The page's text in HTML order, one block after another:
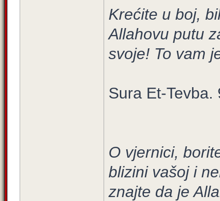
Krećite u boj,
Allahovu putu
svoje! To vam
Sura Et-Tevba.
O vjernici,
blizini vašoj i
znajte da je